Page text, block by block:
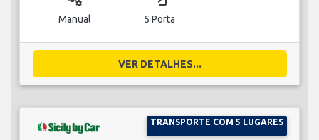
Manual 5 Porta
VER DETALHES...
TRANSPORTE COM 5 LUGARES